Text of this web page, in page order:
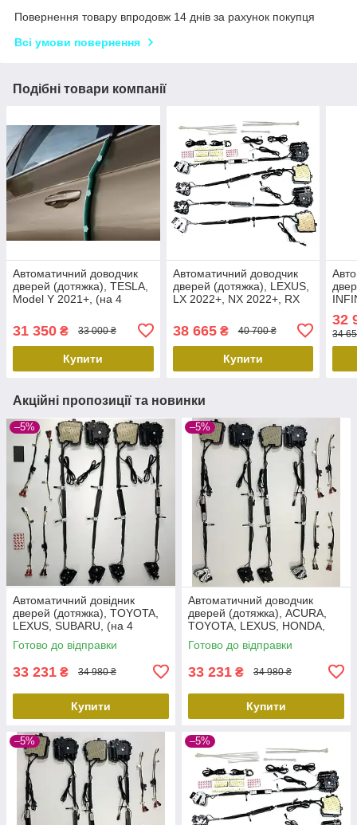
Повернення товару впродовж 14 днів за рахунок покупця
Всі умови повернення
Подібні товари компанії
Автоматичний доводчик
дверей (дотяжка), TESLA,
Model Y 2021+, (на 4
31 350 ₴ 33 000 ₴
Купити
Автоматичний доводчик
дверей (дотяжка), LEXUS,
LX 2022+, NX 2022+, RX
X SC-002 LKSS
38 665₴ 40 700 ₴
Купити
32
34
Акційні пропозиції та новинки
–5%
Автоматичний довідник
дверей (дотяжка), TOYOTA,
LEXUS, SUBARU, (на 4
двері). Prime-X SC-001
Готово до відправки
33 231 ₴ 34 980 ₴
Купити
–5%
Автоматичний доводчик
дверей (дотяжка), ACURA,
TOYOTA, LEXUS, HONDA,
SUBARU, (на 4 двері). Prime-
X SC-002
Готово до відправки
33 231 ₴ 34 980 ₴
Купити
–5% –5%